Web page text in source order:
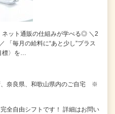
ネット通販の仕組みが学べる◎ ＼2
「毎月の給料に“あと少し”プラス
標〉を…
、奈良県、和歌山県内のご自宅 ※
全自由シフトです！ 詳細はお問い